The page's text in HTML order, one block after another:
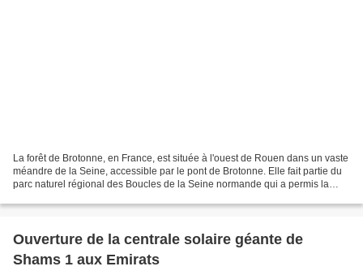
La forêt de Brotonne, en France, est située à l'ouest de Rouen dans un vaste
méandre de la Seine, accessible par le pont de Brotonne. Elle fait partie du
parc naturel régional des Boucles de la Seine normande qui a permis la
Ouverture de la centrale solaire géante de
Shams 1 aux Emirats